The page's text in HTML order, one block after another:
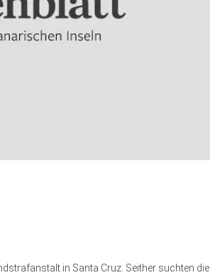
in Santa Cruz. Seither suchten die